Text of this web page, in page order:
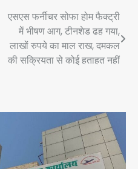
एसएस फर्नीचर सोफा होम फैक्ट्री
में भीषण आग, टीनशेड ढह गया,
लाखों रुपये का माल राख, दमकल
की सक्रियता से कोई हताहत नहीं